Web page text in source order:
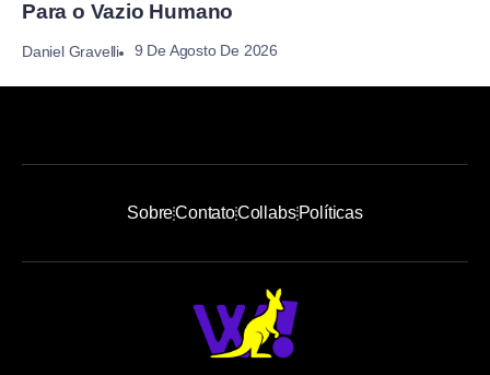
Para o Vazio Humano
Daniel Gravelli 9 De Agosto De 2026
SobreContatoCollabsPolíticas